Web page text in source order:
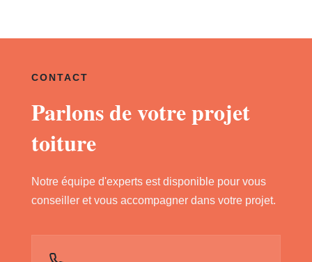
CONTACT
Parlons de votre projet
toiture
Notre équipe d'experts est disponible pour vous
conseiller et vous accompagner dans votre projet.